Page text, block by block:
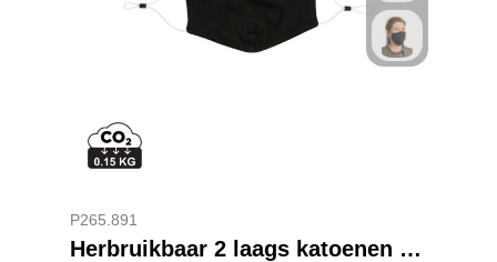
P265.891
Herbruikbaar 2 laags katoenen gezichtsmasker